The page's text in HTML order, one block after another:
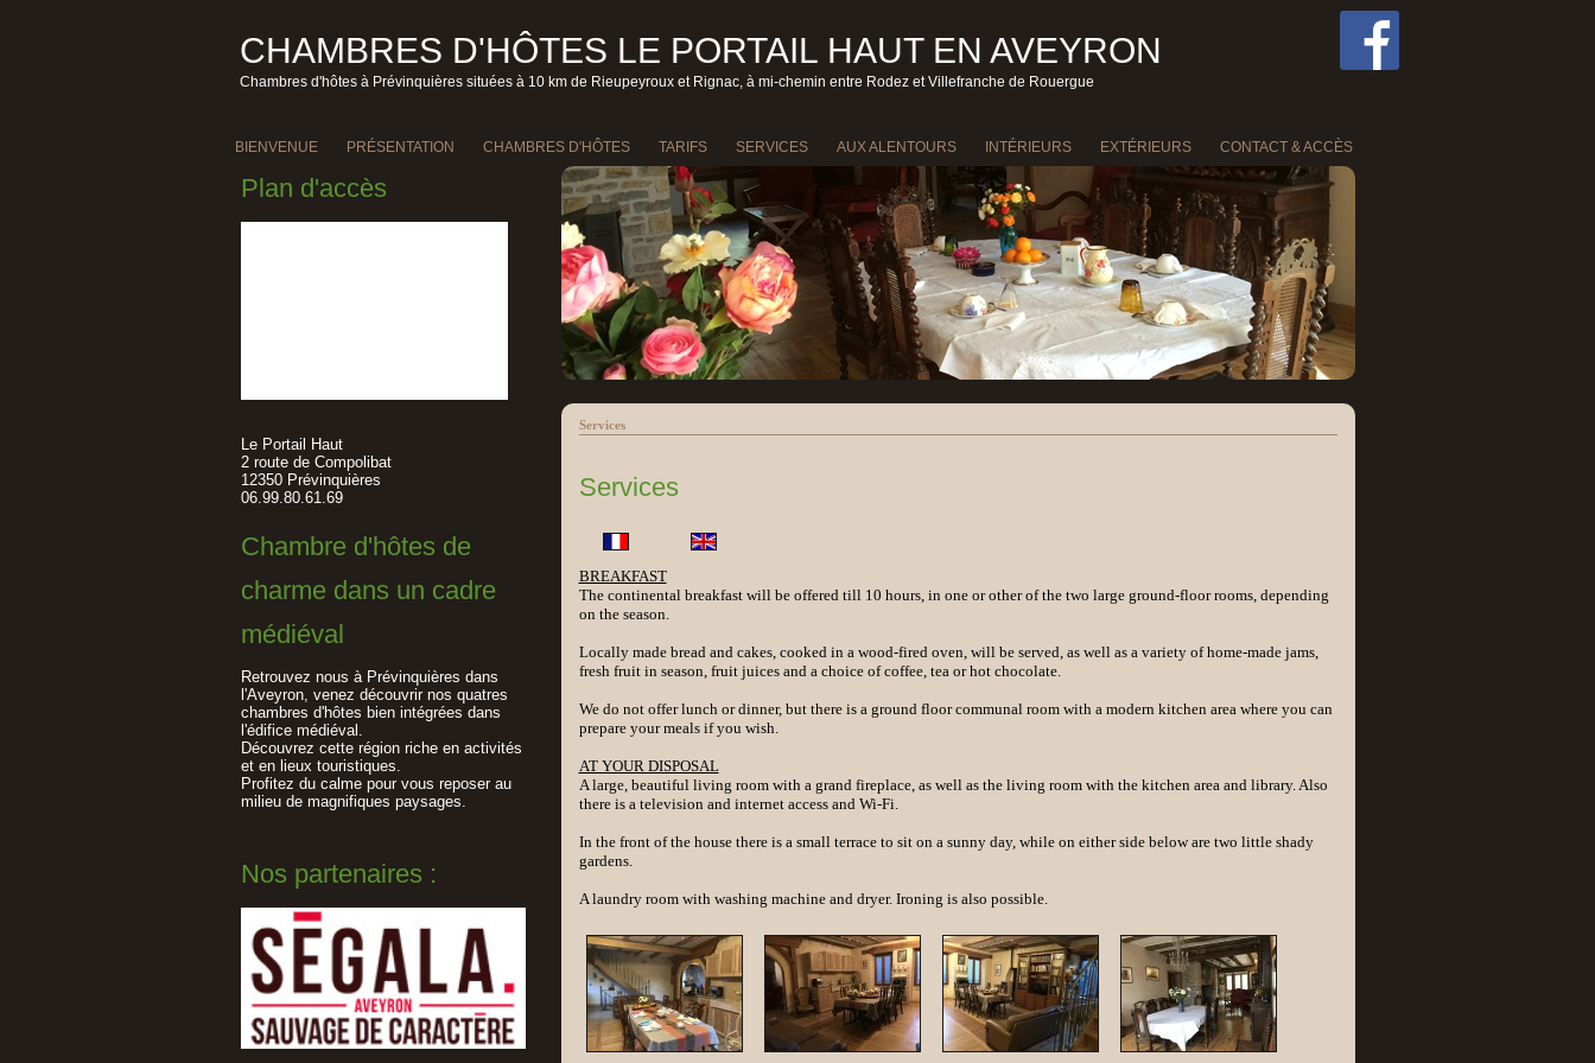
CHAMBRES D'HÔTES LE PORTAIL HAUT EN AVEYRON
Chambres d'hôtes à Prévinquières situées à 10 km de Rieupeyroux et Rignac, à mi-chemin entre Rodez et Villefranche de Rouergue
BIENVENUE PRÉSENTATION CHAMBRES D'HÔTES TARIFS SERVICES AUX ALENTOURS INTÉRIEURS EXTÉRIEURS CONTACT & ACCÈS
Plan d'accès
Le Portail Haut
2 route de Compolibat
12350 Prévinquières
06.99.80.61.69
Chambre d'hôtes de
charme dans un cadre
médiéval
Retrouvez nous à Prévinquières dans
l'Aveyron, venez découvrir nos quatres
chambres d'hôtes bien intégrées dans
l'édifice médiéval.
Découvrez cette région riche en activités
et en lieux touristiques.
Profitez du calme pour vous reposer au
milieu de magnifiques paysages.
Nos partenaires :
Services
Services
BREAKFAST
The continental breakfast will be offered till 10 hours, in one or other of the two large ground-floor rooms, depending
on the season.
Locally made bread and cakes, cooked in a wood-fired oven, will be served, as well as a variety of home-made jams,
fresh fruit in season, fruit juices and a choice of coffee, tea or hot chocolate.
We do not offer lunch or dinner, but there is a ground floor communal room with a modern kitchen area where you can
prepare your meals if you wish.
AT YOUR DISPOSAL
A large, beautiful living room with a grand fireplace, as well as the living room with the kitchen area and library. Also
there is a television and internet access and Wi-Fi.
In the front of the house there is a small terrace to sit on a sunny day, while on either side below are two little shady
gardens.
A laundry room with washing machine and dryer. Ironing is also possible.